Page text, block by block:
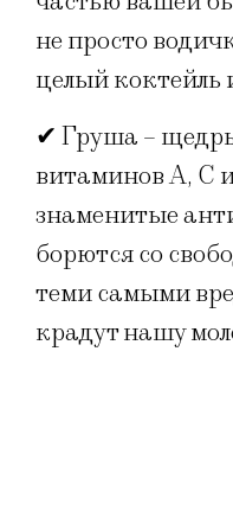
не просто
целый коктейль
✔ Груша –
витаминов А, С
знаменитые
борются со
теми самыми
крадут нашу